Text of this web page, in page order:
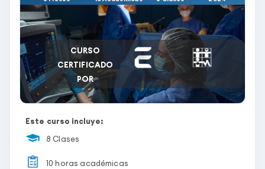
CURSO
CERTIFICADO
POR
Este curso incluye:
8 Clases
10 horas académicas